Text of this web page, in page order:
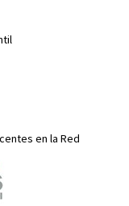
en la Red